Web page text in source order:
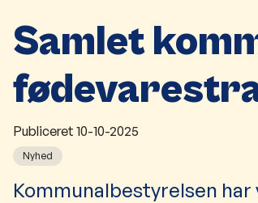
Samlet
Publiceret 10-10-2025
Nyhed
​Kommunalbestyrelsen